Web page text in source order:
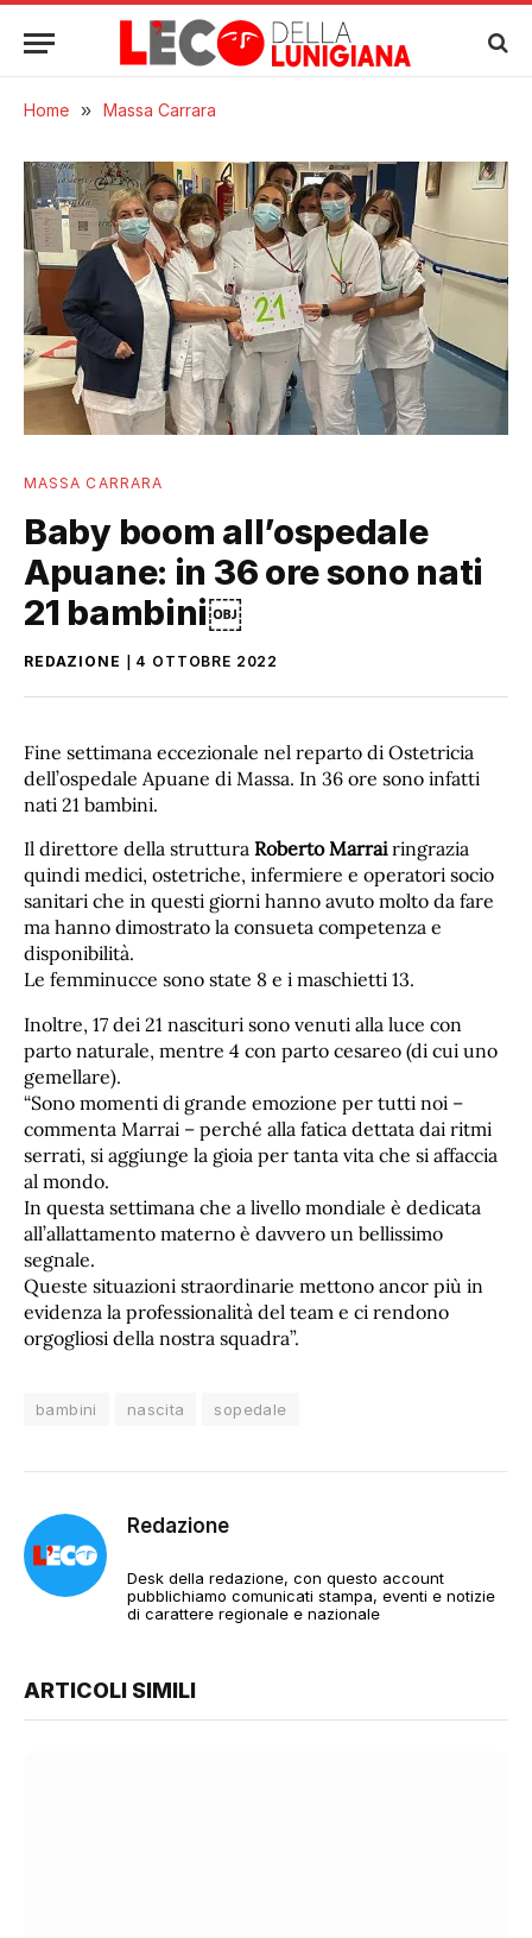
Home » Massa Carrara
MASSA CARRARA
Baby boom all’ospedale
Apuane: in 36 ore sono nati
21 bambini￼
REDAZIONE 4 OTTOBRE 2022
Fine settimana eccezionale nel reparto di Ostetricia
dell’ospedale Apuane di Massa. In 36 ore sono infatti
nati 21 bambini.
Il direttore della struttura Roberto Marrairingrazia
quindi medici, ostetriche, infermiere e operatori socio
sanitari che in questi giorni hanno avuto molto da fare
ma hanno dimostrato la consueta competenza e
disponibilità.
Le femminucce sono state 8 e i maschietti 13.
Inoltre, 17 dei 21 nascituri sono venuti alla luce con
parto naturale, mentre 4 con parto cesareo (di cui uno
gemellare).
“Sono momenti di grande emozione per tutti noi –
commenta Marrai – perché alla fatica dettata dai ritmi
serrati, si aggiunge la gioia per tanta vita che si affaccia
al mondo.
In questa settimana che a livello mondiale è dedicata
all’allattamento materno è davvero un bellissimo
segnale.
Queste situazioni straordinarie mettono ancor più in
evidenza la professionalità del team e ci rendono
orgogliosi della nostra squadra”.
bambini nascita sopedale
Redazione
Desk della redazione, con questo account
pubblichiamo comunicati stampa, eventi e notizie
di carattere regionale e nazionale
ARTICOLI SIMILI